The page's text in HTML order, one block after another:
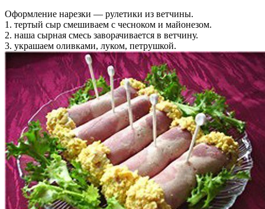
Оформление нарезки — рулетики из ветчины.
1. тертый сыр смешиваем с чесноком и майонезом.
2. наша сырная смесь заворачивается в ветчину.
3. украшаем оливками, луком, петрушкой.